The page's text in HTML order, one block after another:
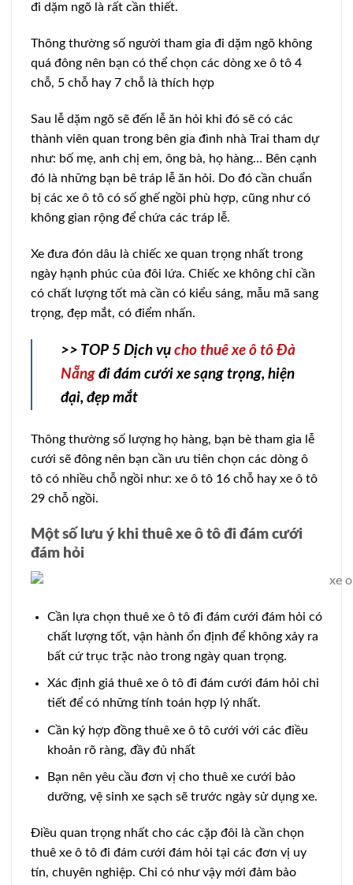
đi dặm ngõ là rất cần thiết.
Thông thường số người tham gia đi dặm ngõ không
quá đông nên bạn có thể chọn các dòng xe ô tô 4
chỗ, 5 chỗ hay 7 chỗ là thích hợp
Sau lễ dặm ngõ sẽ đến lễ ăn hỏi khi đó sẽ có các
thành viên quan trong bên gia đình nhà Trai tham dự
như: bố mẹ, anh chị em, ông bà, họ hàng… Bên cạnh
đó là những bạn bê tráp lễ ăn hỏi. Do đó cần chuẩn
bị các xe ô tô có số ghế ngồi phù hợp, cũng như có
không gian rộng để chứa các tráp lễ.
Xe đưa đón dâu là chiếc xe quan trọng nhất trong
ngày hạnh phúc của đôi lứa. Chiếc xe không chỉ cần
có chất lượng tốt mà cần có kiểu sáng, mẫu mã sang
trọng, đẹp mắt, có điểm nhấn.
>> TOP 5 Dịch vụ cho thuê xe ô tô Đà
Nẵng đi đám cưới xe sạng trọng, hiện
đại, đẹp mắt
Thông thường số lượng họ hàng, bạn bè tham gia lễ
cưới sẽ đông nên bạn cần ưu tiên chọn các dòng ô
tô có nhiều chỗ ngồi như: xe ô tô 16 chỗ hay xe ô tô
29 chỗ ngồi.
Một số lưu ý khi thuê xe ô tô đi đám cưới
đám hỏi
Cần lựa chọn thuê xe ô tô đi đám cưới đám hỏi có
chất lượng tốt, vận hành ổn định để không xảy ra
bất cứ trục trặc nào trong ngày quan trọng.
Xác định giá thuê xe ô tô đi đám cưới đám hỏi chi
tiết để có những tính toán hợp lý nhất.
Cần ký hợp đồng thuê xe ô tô cưới với các điều
khoản rõ ràng, đầy đủ nhất
Bạn nên yêu cầu đơn vị cho thuê xe cưới bảo
dưỡng, vệ sinh xe sạch sẽ trước ngày sử dụng xe.
Điều quan trọng nhất cho các cặp đôi là cần chọn
thuê xe ô tô đi đám cưới đám hỏi tại các đơn vị uy
tín, chuyên nghiệp. Chỉ có như vậy mới đảm bảo